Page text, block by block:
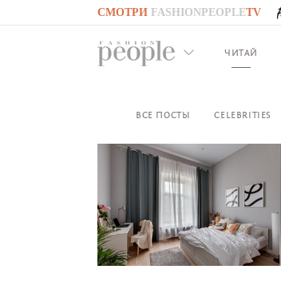
СМОТРИ FASHIONPEOPLETV
GO TO FASHIONPEOPLE
ЧИТАЙ
ВСЕ ПОСТЫ CELEBRITIES